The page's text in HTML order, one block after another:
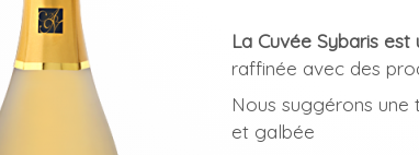
La Cuvée Sybaris
raffinée avec des
Nous suggérons une
et galbée